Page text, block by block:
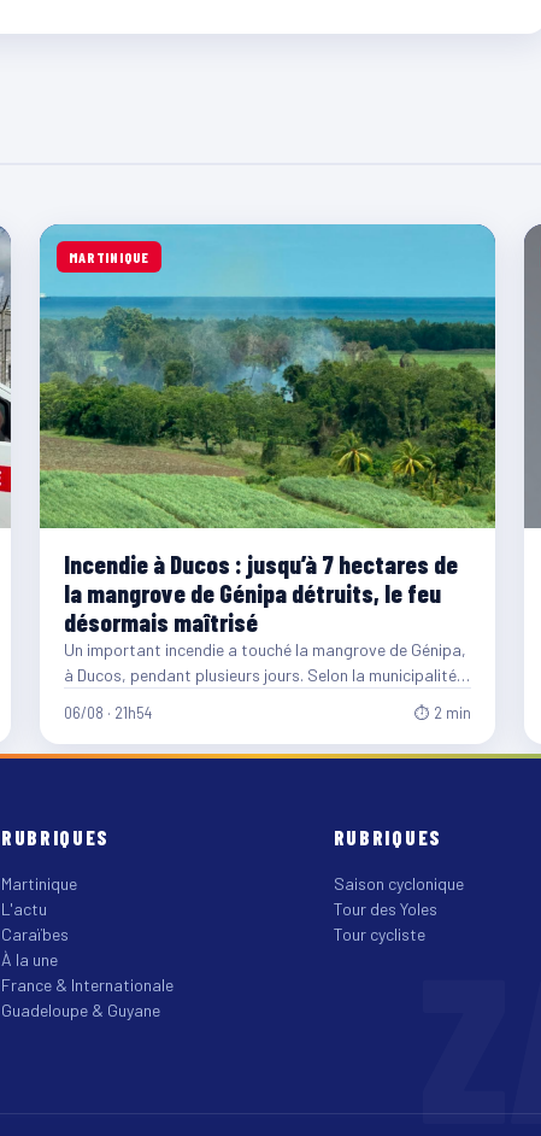
MARTINIQUE
Incendie à Ducos : jusqu’à 7 hectares de
la mangrove de Génipa détruits, le feu
désormais maîtrisé
Un important incendie a touché la mangrove de Génipa,
à Ducos, pendant plusieurs jours. Selon la municipalité,
06/08 · 21h54 ⏱ 2 min
RUBRIQUES
Martinique
L'actu
Caraïbes
À la une
France & Internationale
Guadeloupe & Guyane
RUBRIQUES
Saison cyclonique
Tour des Yoles
Tour cycliste